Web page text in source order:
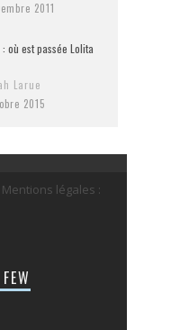
2011
où est passée Lolita
Larue
2015
légales :